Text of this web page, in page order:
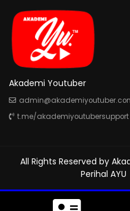
Akademi Youtuber
t.me/akademiyoutubersupport
All Rights Reserved by
Perihal AYU